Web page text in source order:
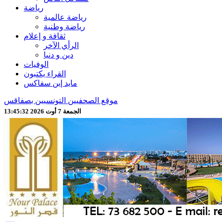
رياضة
رياضة عالمية
رياضة وطنية
ثقافة و إعلام
الرأي الآخر
دين و دنيا
الوفيات
القراء يكتبون
مايد إين سفاكس
موقع الصحفيين التونسيين بصفاقس
الجمعة 7 أوت 2026 13:45:34